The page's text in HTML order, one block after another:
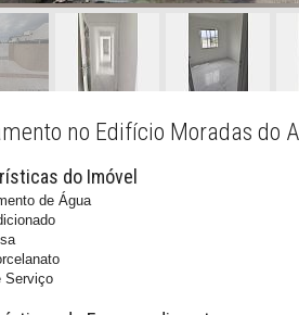
no Edifício Moradas do
do Imóvel
de Água
Serviço